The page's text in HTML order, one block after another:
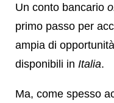
Un conto bancario
primo passo per
ampia di
disponibili in Italia.
Ma, come spesso